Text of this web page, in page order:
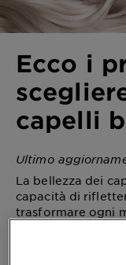
Ecco i
capelli
Ultimo
La bellezza dei
capacità di
trasformare ogni
bisogno di